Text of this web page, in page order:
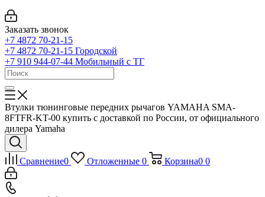
Заказать звонок
+7 4872 70-21-15
+7 4872 70-21-15 Городской
+7 910 944-07-44 Мобильный с ТГ
Втулки тюнинговые передних рычагов YAMAHA SMA-
8FTFR-KT-00 купить с доставкой по России, от официального
дилера Yamaha
Сравнение0 Отложенные 0 Корзина0 0